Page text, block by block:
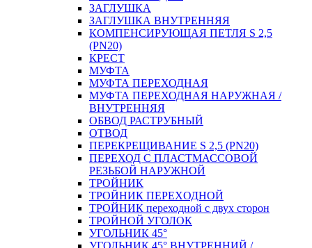
ЗАГЛУШКА
ЗАГЛУШКА ВНУТРЕННЯЯ
КОМПЕНСИРУЮЩАЯ ПЕТЛЯ S 2,5
(PN20)
КРЕСТ
МУФТА
МУФТА ПЕРЕХОДНАЯ
МУФТА ПЕРЕХОДНАЯ НАРУЖНАЯ /
ВНУТРЕННЯЯ
ОБВОД РАСТРУБНЫЙ
ОТВОД
ПЕРЕКРЕЩИВАНИЕ S 2,5 (PN20)
ПЕРЕХОД С ПЛАСТМАССОВОЙ
РЕЗЬБОЙ НАРУЖНОЙ
ТРОЙНИК
ТРОЙНИК ПЕРЕXОДНОЙ
ТРОЙНИК переходной с двух сторон
ТРОЙНОЙ УГОЛОК
УГОЛЬНИК 45°